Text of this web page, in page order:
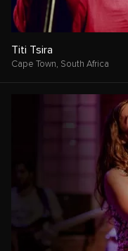
Titi Tsira
Cape Town, South Africa